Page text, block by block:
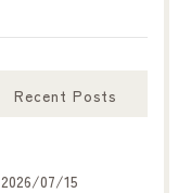
Recent Posts
2026/07/15